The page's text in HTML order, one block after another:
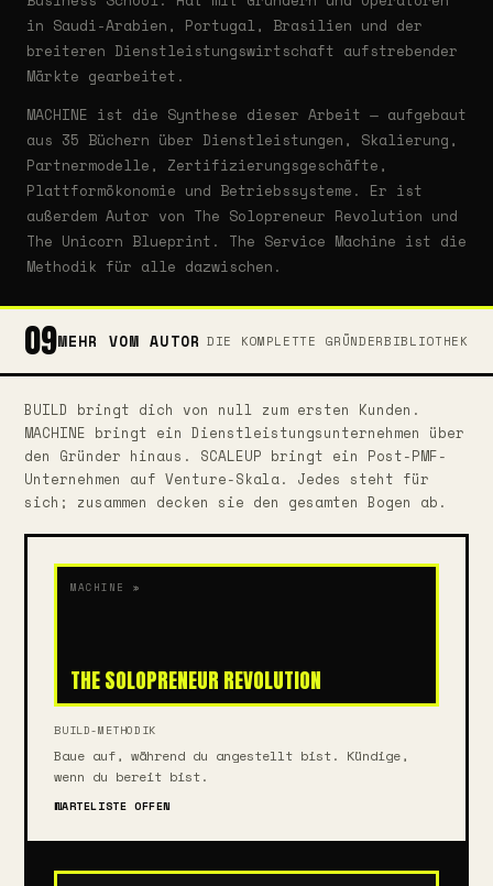
in Saudi-Arabien, Portugal, Brasilien und der
breiteren Dienstleistungswirtschaft aufstrebender
Märkte gearbeitet.
MACHINE ist die Synthese dieser Arbeit — aufgebaut
aus 35 Büchern über Dienstleistungen, Skalierung,
Partnermodelle, Zertifizierungsgeschäfte,
Plattformökonomie und Betriebssysteme. Er ist
außerdem Autor von The Solopreneur Revolution und
The Unicorn Blueprint. The Service Machine ist die
Methodik für alle dazwischen.
09MEHR VOM AUTOR DIE KOMPLETTE GRÜNDERBIBLIOTHEK
BUILD bringt dich von null zum ersten Kunden.
MACHINE bringt ein Dienstleistungsunternehmen über
den Gründer hinaus. SCALEUP bringt ein Post-PMF-
Unternehmen auf Venture-Skala. Jedes steht für
sich; zusammen decken sie den gesamten Bogen ab.
MACHINE »
THE SOLOPRENEUR REVOLUTION
BUILD-METHODIK
Baue auf, während du angestellt bist. Kündige,
wenn du bereit bist.
WARTELISTE OFFEN